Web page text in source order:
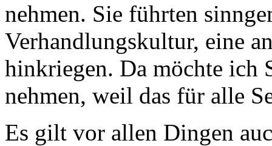
nehmen. Sie führten
Verhandlungskultur, eine
hinkriegen. Da möchte ich
nehmen, weil das für alle
Es gilt vor allen Dingen